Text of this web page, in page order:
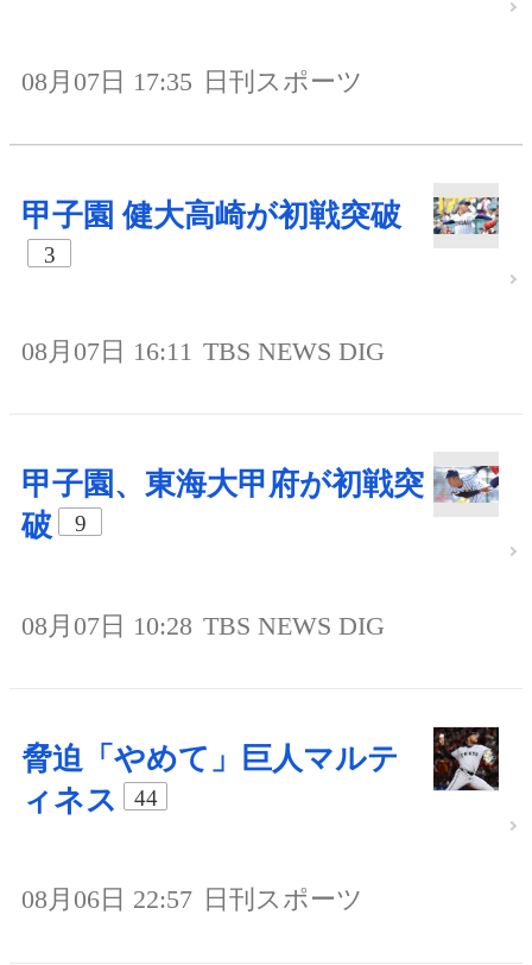
08月07日 17:35 日刊スポーツ
甲子園 健大高崎が初戦突破
3
08月07日 16:11 TBS NEWS DIG
甲子園、東海大甲府が初戦突
破
9
08月07日 10:28 TBS NEWS DIG
脅迫「やめて」巨人マルテ
ィネス
44
08月06日 22:57 日刊スポーツ